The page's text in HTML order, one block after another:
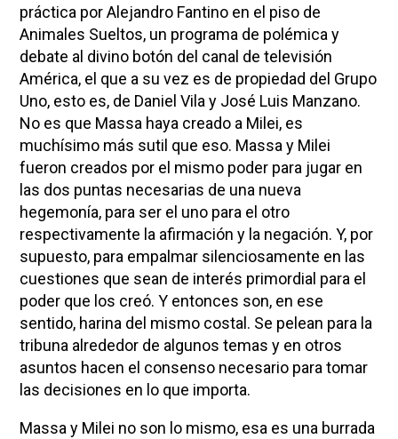
práctica por Alejandro Fantino en el piso de
Animales Sueltos, un programa de polémica y
debate al divino botón del canal de televisión
América, el que a su vez es de propiedad del Grupo
Uno, esto es, de Daniel Vila y José Luis Manzano.
No es que Massa haya creado a Milei, es
muchísimo más sutil que eso. Massa y Milei
fueron creados por el mismo poder para jugar en
las dos puntas necesarias de una nueva
hegemonía, para ser el uno para el otro
respectivamente la afirmación y la negación. Y, por
supuesto, para empalmar silenciosamente en las
cuestiones que sean de interés primordial para el
poder que los creó. Y entonces son, en ese
sentido, harina del mismo costal. Se pelean para la
tribuna alrededor de algunos temas y en otros
asuntos hacen el consenso necesario para tomar
las decisiones en lo que importa.
Massa y Milei no son lo mismo, esa es una burrada